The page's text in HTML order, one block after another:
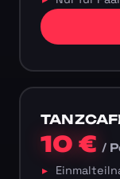
10 €/